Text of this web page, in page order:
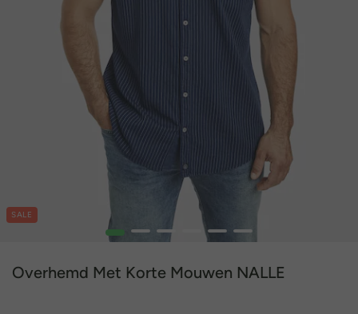
SALE
1 2 3 5 6
Overhemd Met Korte Mouwen NALLE